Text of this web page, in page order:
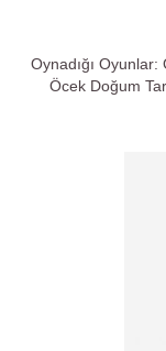
Oynadığı Oyunlar:
Öcek Doğum